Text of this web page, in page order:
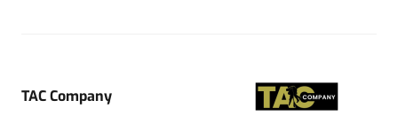
TAC Company